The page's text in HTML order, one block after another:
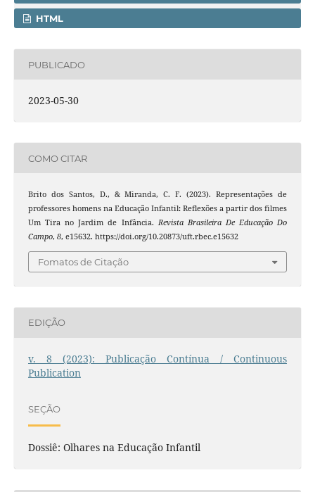
HTML
PUBLICADO
2023-05-30
COMO CITAR
Brito dos Santos, D., & Miranda, C. F. (2023). Representações de
professores homens na Educação Infantil: Reflexões a partir dos filmes
Um Tira no Jardim de Infância. Revista Brasileira De Educação Do
Campo, 8, e15632. https://doi.org/10.20873/uft.rbec.e15632
Fomatos de Citação
EDIÇÃO
v. 8 (2023): Publicação Contínua / Continuous
Publication
SEÇÃO
Dossiê: Olhares na Educação Infantil